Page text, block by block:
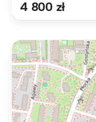
4 800 zł